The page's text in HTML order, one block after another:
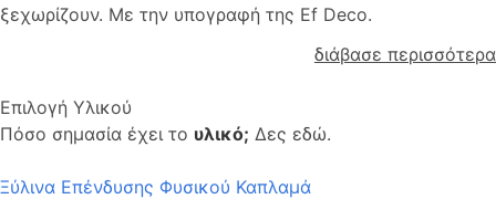
ξεχωρίζουν. Με την υπογραφή της Ef Deco.
διάβασε περισσότερα
Επιλογή Υλικού
Πόσο σημασία έχει το υλικό; Δες εδώ.
Ξύλινα Επένδυσης Φυσικού Καπλαμά